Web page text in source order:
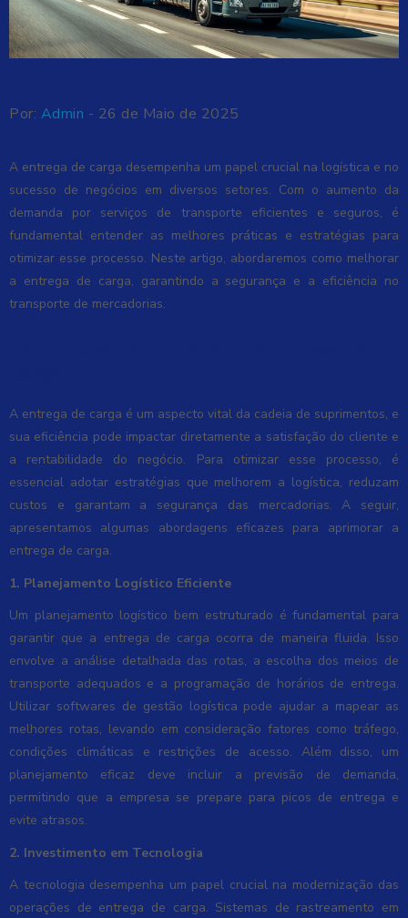
Por: Admin - 26 de Maio de 2025
A entrega de carga desempenha um papel crucial na logística e no
sucesso de negócios em diversos setores. Com o aumento da
demanda por serviços de transporte eficientes e seguros, é
fundamental entender as melhores práticas e estratégias para
otimizar esse processo. Neste artigo, abordaremos como melhorar
a entrega de carga, garantindo a segurança e a eficiência no
transporte de mercadorias.
A entrega de carga é um aspecto vital da cadeia de suprimentos, e
sua eficiência pode impactar diretamente a satisfação do cliente e
a rentabilidade do negócio. Para otimizar esse processo, é
essencial adotar estratégias que melhorem a logística, reduzam
custos e garantam a segurança das mercadorias. A seguir,
apresentamos algumas abordagens eficazes para aprimorar a
entrega de carga.
1. Planejamento Logístico Eficiente
Um planejamento logístico bem estruturado é fundamental para
garantir que a entrega de carga ocorra de maneira fluida. Isso
envolve a análise detalhada das rotas, a escolha dos meios de
transporte adequados e a programação de horários de entrega.
Utilizar softwares de gestão logística pode ajudar a mapear as
melhores rotas, levando em consideração fatores como tráfego,
condições climáticas e restrições de acesso. Além disso, um
planejamento eficaz deve incluir a previsão de demanda,
permitindo que a empresa se prepare para picos de entrega e
evite atrasos.
2. Investimento em Tecnologia
A tecnologia desempenha um papel crucial na modernização das
operações de entrega de carga. Sistemas de rastreamento em